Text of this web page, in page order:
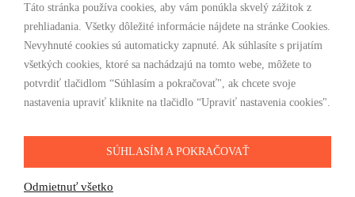
POHODLNÉ NAKUPOVANIE
Odosielame ihneď nasledujúci pracovný deň
Doprava zdarma už od 49 €
SLEDUJTE NÁS
Táto stránka používa cookies, aby vám ponúkla skvelý zážitok z
prehliadania. Všetky dôležité informácie nájdete na stránke Cookies.
Nevyhnuté cookies sú automaticky zapnuté. Ak súhlasíte s prijatím
všetkých cookies, ktoré sa nachádzajú na tomto webe, môžete to
potvrdiť tlačidlom “Súhlasím a pokračovať", ak chcete svoje
nastavenia upraviť kliknite na tlačidlo “Upraviť nastavenia cookies".
SÚHLASÍM A POKRAČOVAŤ
Odmietnuť všetko